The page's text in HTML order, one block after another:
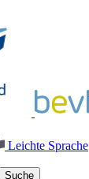
Leichte Sprache
Suche